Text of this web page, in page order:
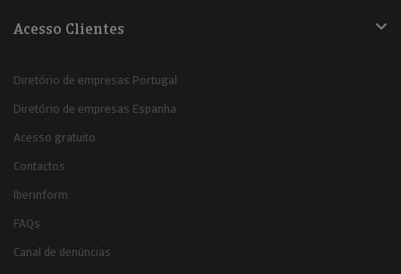
Acesso Clientes
Diretório de empresas Portugal
Diretório de empresas Espanha
Acesso gratuito
Contactos
Iberinform
FAQs
Canal de denúncias